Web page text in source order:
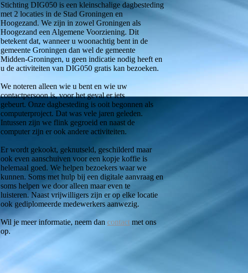
Stichting DIG050 is een kleinschalige dagbesteding
met 2 locaties in de Stad Groningen en
Hoogezand. We zijn in zowel Groningen als
Hoogezand een Algemene Voorziening. Dit
betekent dat, wanneer u woonachtig bent in de
gemeente Groningen dan wel de gemeente
Midden-Groningen, u geen indicatie nodig heeft en
u de activiteiten van DIG050 gratis kan bezoeken.
We noteren alleen wie u bent en wie uw
contactpersoon is, voor het geval er iets
gebeurt. Onze dagbesteding is ooit begonnen als
computerproject. Dat was vele jaren geleden.
Intussen zijn we flink gegroeid en naast de
computer zijn er ook andere activiteiten.
Er wordt gekookt, geknutseld, geschilderd maar
ook even aanschuiven voor een kopje koffie is
helemaal goed. We helpen bezoekers waar we
kunnen. Soms met hulp bij een digitale aanvraag en
soms helpen we door alleen maar even te
luisteren. Naast vrijwilligers zijn er op elke locatie
ook gediplomeerde medewerkers aanwezig.
Wil je meer informatie, neem dan contact met ons
op.